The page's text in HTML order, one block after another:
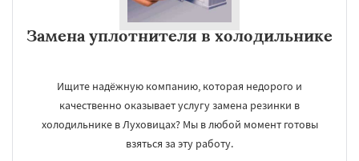
Замена уплотнителя в холодильнике
Ищите надёжную компанию, которая недорого и
качественно оказывает услугу замена резинки в
холодильнике в Луховицах? Мы в любой момент готовы
взяться за эту работу.